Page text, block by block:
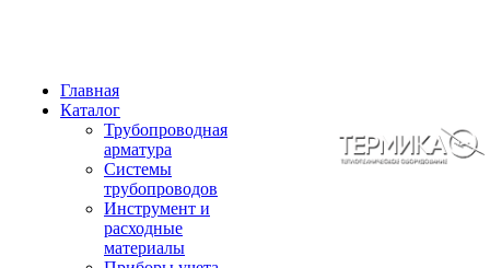
Главная
Каталог
Трубопроводная
арматура
Системы
трубопроводов
Инструмент и
расходные
материалы